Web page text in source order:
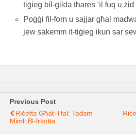
tiġieġ bil-ġilda tħares ‘il fuq u
Poġġi fil-forn u sajjar għal
jew sakemm it-tiġieg ikun sar
Previous Post
Riċetta Għat-Tfal: Tadam
Mimli Bl-Irkotta